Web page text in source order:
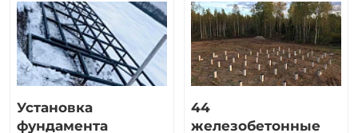
Установка
фундамента
44
железобетонные